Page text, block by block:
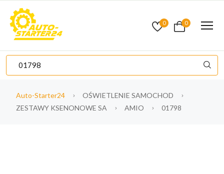
0 0
Auto-Starter24
OŚWIETLENIE SAMOCHOD
ZESTAWY KSENONOWE SA
AMIO 01798